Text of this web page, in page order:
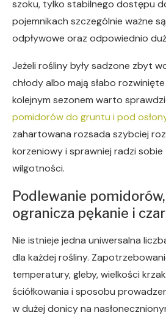
szoku, tylko stabilnego dostępu
pojemnikach szczególnie ważne
odpływowe oraz odpowiednio
Jeżeli rośliny były sadzone zbyt
chłody albo mają słabo
kolejnym sezonem warto
pomidorów do gruntu i pod
zahartowana rozsada szybciej
korzeniowy i sprawniej radzi
wilgotności.
Podlewanie
ogranicza pękanie i
Nie istnieje jedna uniwersalna
dla każdej rośliny.
temperatury, gleby, wielkości
ściółkowania i sposobu
w dużej donicy na